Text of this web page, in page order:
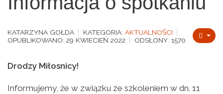
KATARZYNA GOŁDA KATEGORIA: AKTUALNOŚCI
OPUBLIKOWANO: 29 KWIECIEŃ 2022
ODSŁONY: 1570
Drodzy Miłosnicy!
Informujemy, że w związku ze szkoleniem w dn. 11